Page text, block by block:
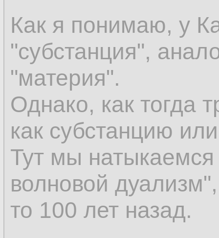
вы должны иметь
этого нечто не
присоединить
что уже
предшествующее
восприятия; но
возникновение к
существовали
существовать до
Как я понимаю, у
"субстанция",
"материя".
Однако, как тогда
как субстанцию
Тут мы
волновой
то 100 лет назад.